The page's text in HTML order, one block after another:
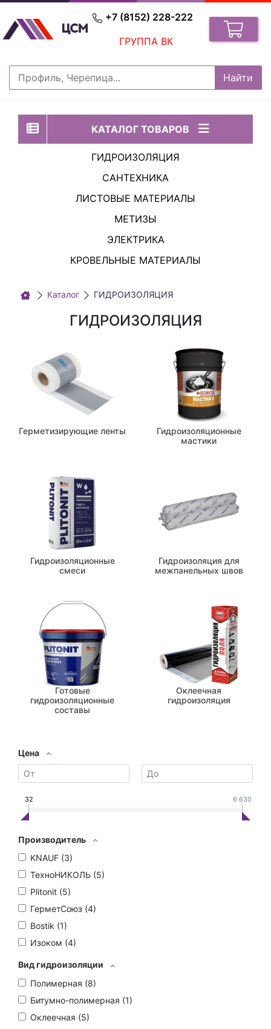
+7 (8152) 228-222
ГРУППА ВК
КАТАЛОГ ТОВАРОВ
ГИДРОИЗОЛЯЦИЯ
САНТЕХНИКА
ЛИСТОВЫЕ МАТЕРИАЛЫ
МЕТИЗЫ
ЭЛЕКТРИКА
КРОВЕЛЬНЫЕ МАТЕРИАЛЫ
Каталог ГИДРОИЗОЛЯЦИЯ
ГИДРОИЗОЛЯЦИЯ
Герметизирующие ленты
Гидроизоляционные
мастики
Гидроизоляционные
смеси
Гидроизоляция для
межпанельных швов
Готовые
гидроизоляционные
составы
Оклеечная
гидроизоляция
Цена
32 6 630
Производитель
KNAUF (3)
ТехноНИКОЛЬ (5)
Plitonit (5)
ГерметСоюз (4)
Bostik (1)
Изоком (4)
Вид гидроизоляции
Полимерная (8)
Битумно-полимерная (1)
Оклеечная (5)